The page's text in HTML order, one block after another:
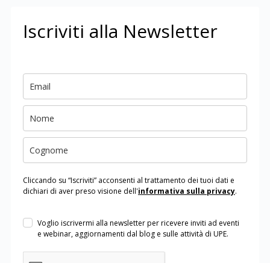
Iscriviti alla Newsletter
Cliccando su “Iscriviti” acconsenti al trattamento dei tuoi dati e
dichiari di aver preso visione dell'informativa sulla privacy.
Voglio iscrivermi alla newsletter per ricevere inviti ad eventi
e webinar, aggiornamenti dal blog e sulle attività di UPE.